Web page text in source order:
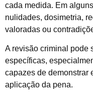
cada medida. Em
nulidades, dosimetria,
valoradas ou
A revisão criminal pode
específicas,
capazes de demonstrar
aplicação da pena.